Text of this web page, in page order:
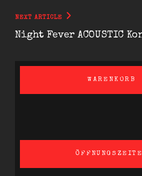
Next
Post
NEXT ARTICLE
Night Fever ACOUSTIC
WARENKORB